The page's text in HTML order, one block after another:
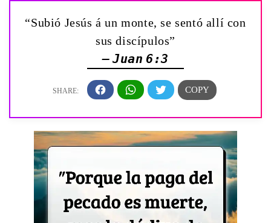
“Subió Jesús á un monte, se sentó allí con
sus discípulos”
— Juan 6:3